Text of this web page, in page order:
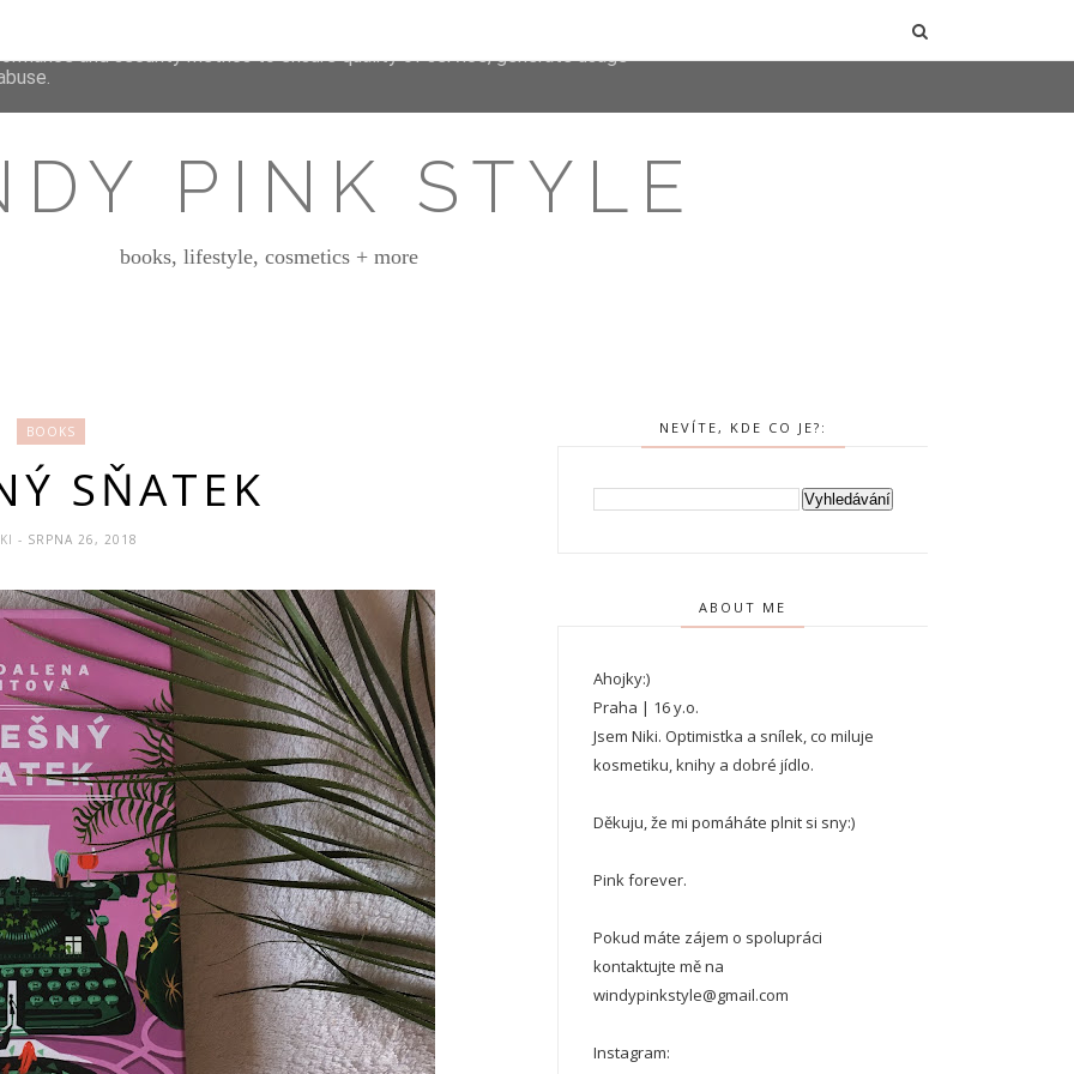
PINK STYLE
books, lifestyle, cosmetics + more
BOOKS
SŇATEK
- SRPNA 26, 2018
NEVÍTE, KDE CO JE?:
ABOUT ME
Ahojky:)
Praha | 16 y.o.
Jsem Niki. Optimistka a snílek, co miluje
kosmetiku, knihy a dobré jídlo.
Děkuju, že mi pomáháte plnit si sny:)
Pink forever.
Pokud máte zájem o spolupráci
kontaktujte mě na
windypinkstyle@gmail.com
Instagram:
and security metrics to ensure quality of service, generate usage